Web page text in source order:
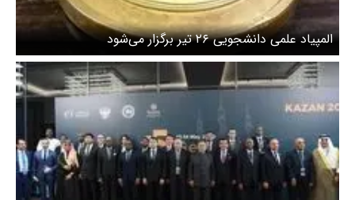
المپیاد علمی دانشجویی ۲۶ تیر برگزار می‌شود